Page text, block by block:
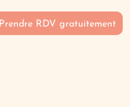
Prendre RDV gratuitement